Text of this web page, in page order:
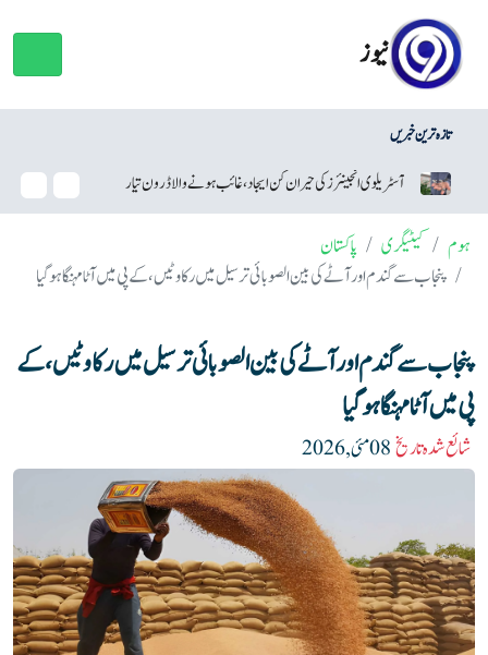
نیوز
تازہ ترین خبریں
آسٹریلوی انجینئرز کی حیران کن ایجاد، غائب ہونے والا ڈرون تیار سام
ہوم کیٹیگری
پاکستان
پنجاب سے گندم اور آٹے کی بین الصوبائی ترسیل میں رکاوٹیں، کے پی میں آٹا مہنگا ہوگیا
پنجاب سے گندم اور آٹے کی بین الصوبائی ترسیل میں رکاوٹیں، کے
پی میں آٹا مہنگا ہوگیا
شائع شدہ تاریخ